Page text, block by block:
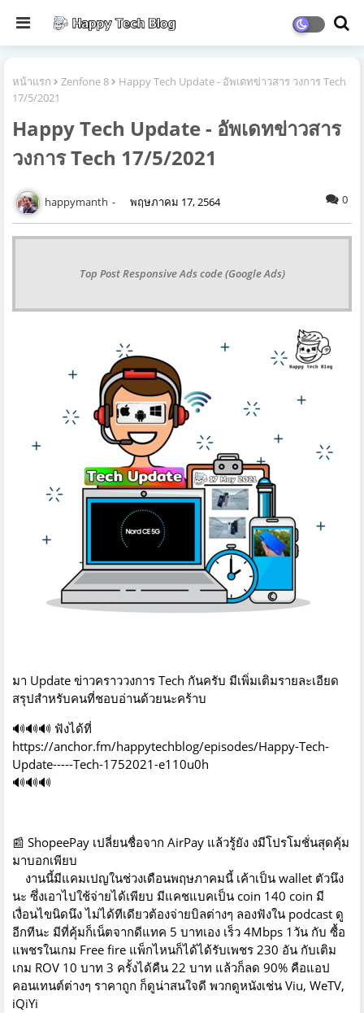
หน้าแรก Zenfone 8
Happy Tech Update - อัพเดทข่าวสาร วงการ Tech
17/5/2021
Happy Tech Update - อัพเดทข่าวสาร
วงการ Tech 17/5/2021
happymanth พฤษภาคม 17, 2564 0
Top Post Responsive Ads code (Google Ads)
มา Update ข่าวคราววงการ Tech กันครับ มีเพิ่มเติมรายละเอียด
สรุปสำหรับคนที่ชอบอ่านด้วยนะคร้าบ
🔊🔊🔊 ฟังได้ที่
https://anchor.fm/happytechblog/episodes/Happy-Tech-
Update-----Tech-1752021-e110u0h
🔊🔊🔊
📰 ShopeePay เปลี่ยนชื่อจาก AirPay แล้วรู้ยัง งมีโปรโมชั่นสุดคุ้ม
มาบอกเพียบ
งานนี้มีแคมเปญในช่วงเดือนพฤษภาคมนี้ เค้าเป็น wallet ตัวนึง
นะ ซึ่งเอาไปใช้จ่ายได้เพียบ มีแคชแบคเป็น coin 140 coin มี
เงื่อนไขนิดนึง ไม่ได้ทีเดียวต้องจ่ายบิลต่างๆ ลองฟังใน podcast ดู
อีกทีนะ มีที่คุ้มก็เน็ตจากดีแทค 5 บาทเอง เร็ว 4Mbps 1วัน กับ ซื้อ
แพชรในเกม Free fire แพ็กไหนก็ได้ได้รับเพชร 230 อัน กับเติม
เกม ROV 10 บาท 3 ครั้งได้คืน 22 บาท แล้วก็ลด 90% คือแอป
คอนเทนต์ต่างๆ ราคาถูก ก็ดูน่าสนใจดี พวกดูหนังเช่น Viu, WeTV,
iQiYi